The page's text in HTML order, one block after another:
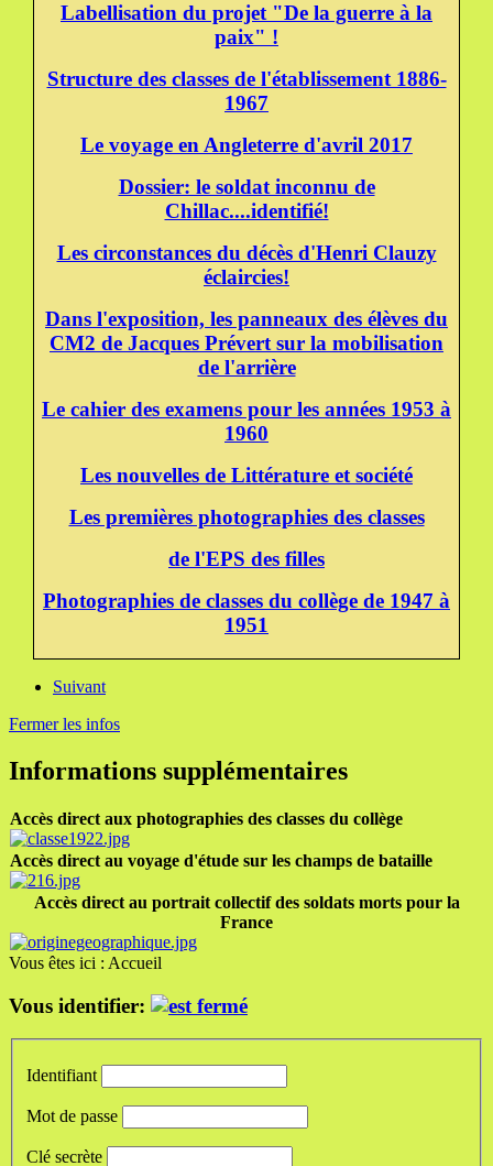
Labellisation du projet "De la guerre à la
paix" !
Structure des classes de l'établissement 1886-
1967
Le voyage en Angleterre d'avril 2017
Dossier: le soldat inconnu de
Chillac....identifié!
Les circonstances du décès d'Henri Clauzy
éclaircies!
Dans l'exposition, les panneaux des élèves du
CM2 de Jacques Prévert sur la mobilisation
de l'arrière
Le cahier des examens pour les années 1953 à
1960
Les nouvelles de Littérature et société
Les premières photographies des classes
de l'EPS des filles
Photographies de classes du collège de 1947 à
1951
Suivant
Fermer les infos
Informations supplémentaires
Accès direct aux photographies des classes du collège
Accès direct au voyage d'étude sur les champs de bataille
Accès direct au portrait collectif des soldats morts pour la
France
Vous êtes ici : Accueil
Vous identifier:
Identifiant
Mot de passe
Clé secrète